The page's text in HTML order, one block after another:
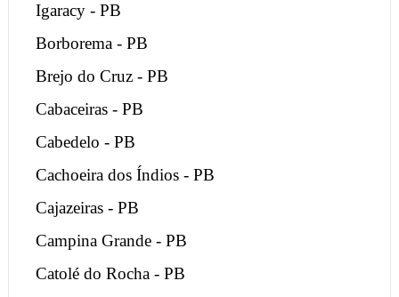
Igaracy - PB
Borborema - PB
Brejo do Cruz - PB
Cabaceiras - PB
Cabedelo - PB
Cachoeira dos Índios - PB
Cajazeiras - PB
Campina Grande - PB
Catolé do Rocha - PB